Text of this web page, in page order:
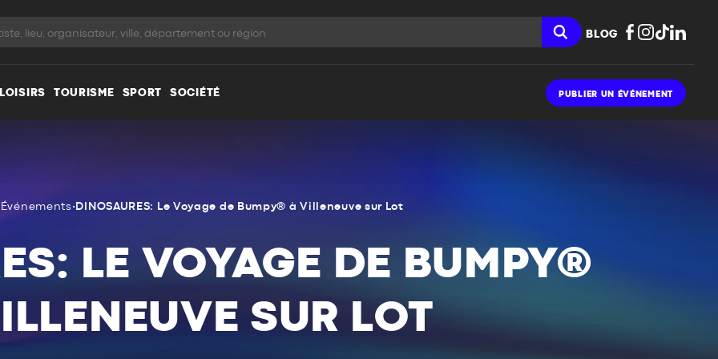
BLOG
LOISIRS TOURISME SPORT SOCIÉTÉ PUBLIER UN ÉVÉNEMENT
Événements•DINOSAURES: Le Voyage de Bumpy® à Villeneuve sur Lot
LE VOYAGE DE BUMPY®
SUR LOT